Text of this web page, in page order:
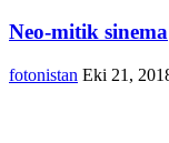
Neo-mitik sinema
fotonistan Eki 21,